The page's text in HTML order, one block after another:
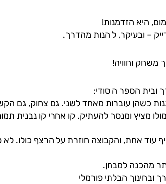
היא הזדמנות!
– ובעיקר, ליהנות מהדרך.
משחק וחוויה!
הספר היסודי:
כשהן עוברות מאחד לשני. גם צחוק, גם
מציץ ומנסה להעתיק. קו אחרי קו נבנית
עוד אחת, והקבוצה חוזרת על הרצף כולו. לא
מהכנה למבחן.
ובחינוך הבלתי פורמלי